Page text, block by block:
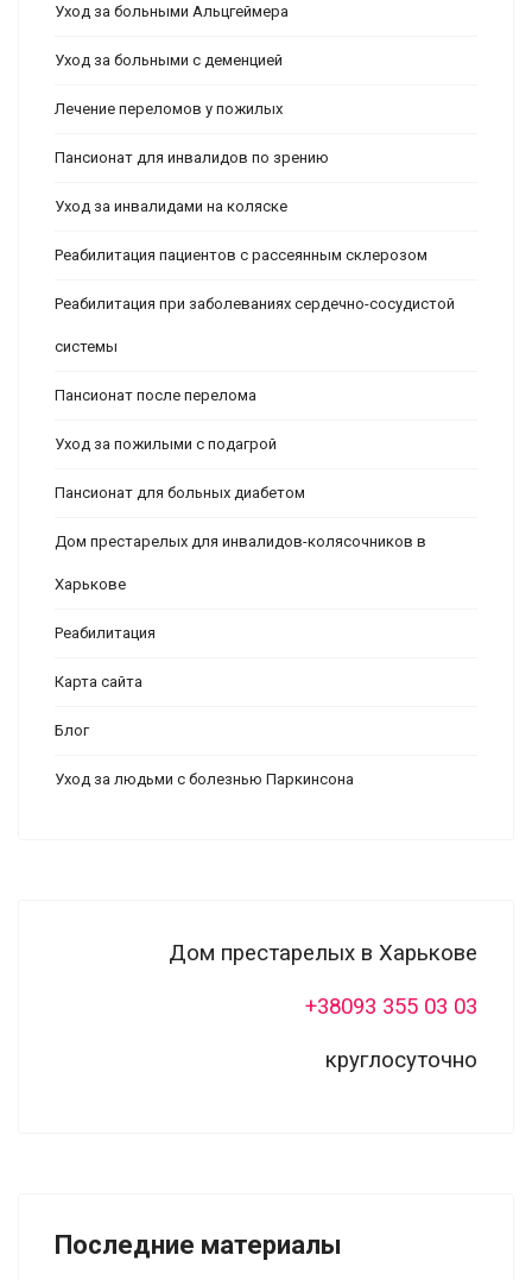
Уход за больными Альцгеймера
Уход за больными с деменцией
Лечение переломов у пожилых
Пансионат для инвалидов по зрению
Уход за инвалидами на коляске
Реабилитация пациентов с рассеянным склерозом
Реабилитация при заболеваниях сердечно-сосудистой
системы
Пансионат после перелома
Уход за пожилыми с подагрой
Пансионат для больных диабетом
Дом престарелых для инвалидов-колясочников в
Харькове
Реабилитация
Карта сайта
Блог
Уход за людьми с болезнью Паркинсона
Дом престарелых в Харькове
+38093 355 03 03
круглосуточно
Последние материалы